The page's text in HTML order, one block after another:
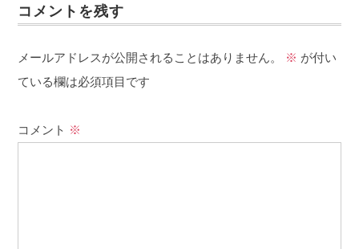
コメントを残す
メールアドレスが公開されることはありません。 ※ が付い
ている欄は必須項目です
コメント ※